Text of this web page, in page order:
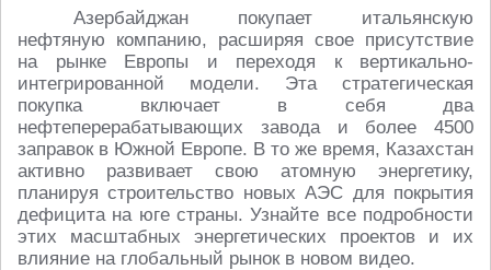
Азербайджан покупает итальянскую
нефтяную компанию, расширяя свое присутствие
на рынке Европы и переходя к вертикально-
интегрированной модели. Эта стратегическая
покупка включает в себя два
нефтеперерабатывающих завода и более 4500
заправок в Южной Европе. В то же время, Казахстан
активно развивает свою атомную энергетику,
планируя строительство новых АЭС для покрытия
дефицита на юге страны. Узнайте все подробности
этих масштабных энергетических проектов и их
влияние на глобальный рынок в новом видео.